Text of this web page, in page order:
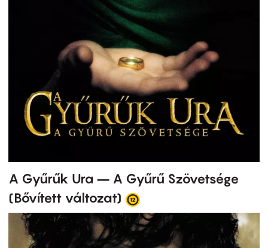
A Gyűrűk Ura – A Gyűrű Szövetsége
(Bővített változat)